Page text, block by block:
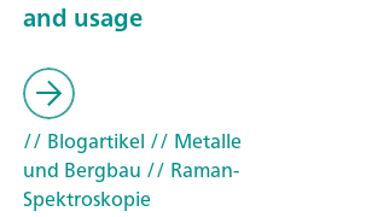
and usage
// Blogartikel // Metalle
und Bergbau // Raman-
Spektroskopie